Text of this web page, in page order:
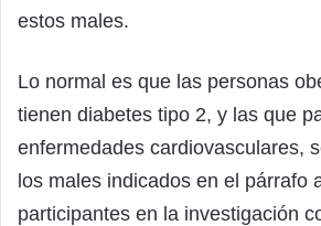
estos males.
Lo normal es que las personas
tienen diabetes tipo 2, y las que
enfermedades cardiovasculares,
los males indicados en el párrafo
participantes en la investigación